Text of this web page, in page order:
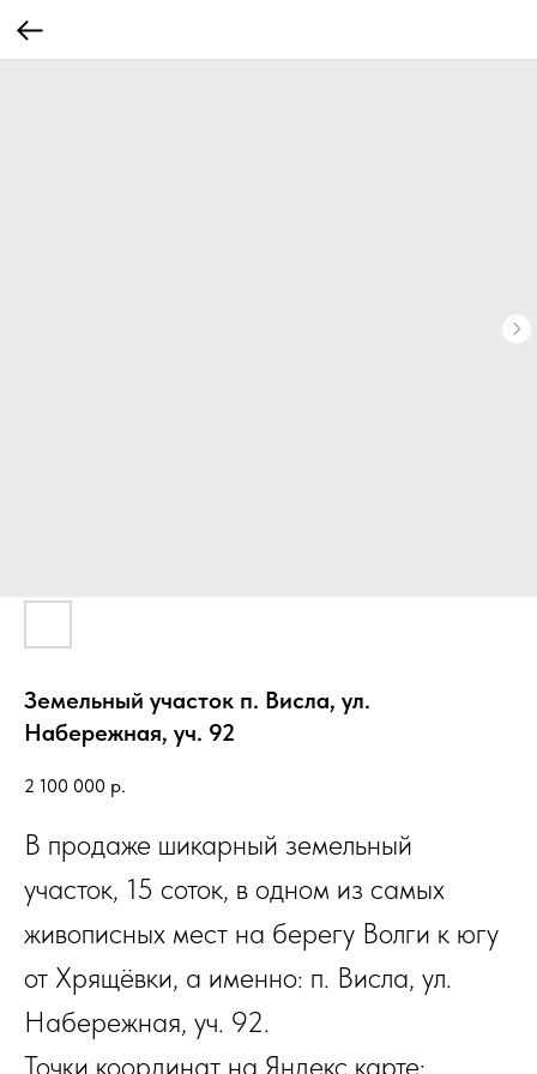
Земельный участок п. Висла, ул.
Набережная, уч. 92
2 100 000 р.
В продаже шикарный земельный
участок, 15 соток, в одном из самых
живописных мест на берегу Волги к югу
от Хрящёвки, а именно: п. Висла, ул.
Набережная, уч. 92.
Точки координат на Яндекс карте: